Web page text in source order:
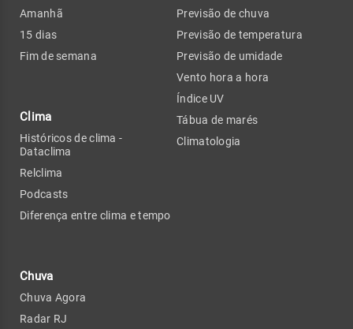
Amanhã
15 dias
Fim de semana
Clima
Históricos de clima -
Dataclima
Relclima
Podcasts
Diferença entre clima e tempo
Chuva
Chuva Agora
Radar RJ
Previsão de chuva
Previsão de temperatura
Previsão de umidade
Vento hora a hora
Índice UV
Tábua de marés
Climatologia